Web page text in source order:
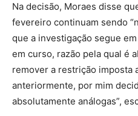
Na decisão, Moraes disse
fevereiro continuam sendo
que a investigação segue
em curso, razão pela qual é
remover a restrição imposta
anteriormente, por mim
absolutamente análogas”,